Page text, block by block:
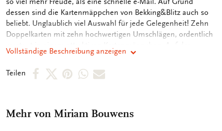
dessen sind die Kartenmäppchen von Bekking&Blitz auch so
beliebt. Unglaublich viel Auswahl für jede Gelegenheit! Zehn
Doppelkarten mit zehn hochwertigen Umschlägen, ordentlich
verstaut in einem attraktiven Kartenmäppchen. Auf der
Rückseite des Mäppchens sind die verschiedenen Motive
abgebildet. So können Sie schnell das Motiv, welches Sie
suchen, finden. Die Innenseite der Karten sind unbedruckt,
Vollständige Beschreibung anzeigen
Teilen
Per Per Per PerPer
teilen
Mehr von Miriam Bouwens